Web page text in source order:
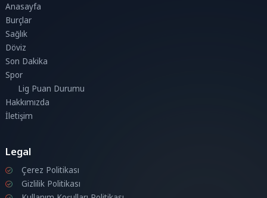
Anasayfa
Burçlar
Sağlık
Döviz
Son Dakika
Spor
Lig Puan Durumu
Hakkımızda
İletişim
Legal
Çerez Politikası
Gizlilik Politikası